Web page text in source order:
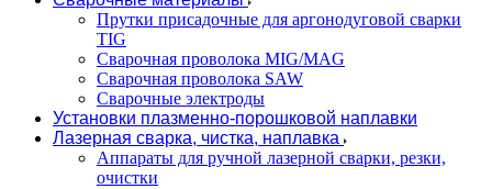
Прутки присадочные для аргонодуговой сварки
TIG
Сварочная проволока MIG/MAG
Сварочная проволока SAW
Сварочные электроды
Установки плазменно-порошковой наплавки
Лазерная сварка, чистка, наплавка
Аппараты для ручной лазерной сварки, резки,
очистки